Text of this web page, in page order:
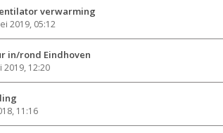
verwarming
2019, 05:12
in/rond Eindhoven
2019, 12:20
11:16